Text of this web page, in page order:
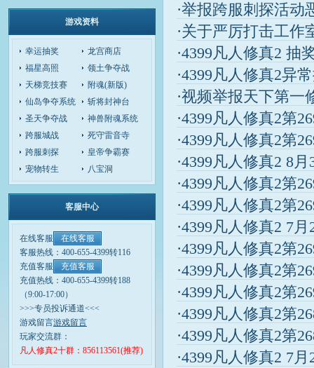
游戏资料
幸运抽奖
龙宫商店
福星高照
领土争夺战
天梯竞技赛
附魂(新版)
仙岛争夺系统
斩将封神台
圣天争夺战
神兽附魂系统
跨服城战
死守雷音寺
跨服刺探
皇帝争霸赛
宠物转生
八宝洞
客服中心
在线客服
在线客服
客服热线：400-655-4399转116
充值客服
充值客服
充值热线：400-655-4399转188
（9:00-17:00）
>>>专员投诉通道<<<
游戏留言游戏留言
玩家交流群：
凡人修真2十群：856113561(推荐)
·举报跨服刺探活动
·关于严厉打击工作
·4399凡人修真2 抽
·4399凡人修真2异
·视频举报天下第一
·4399凡人修真2第
·4399凡人修真2第
·4399凡人修真2 8
·4399凡人修真2第
·4399凡人修真2第
·4399凡人修真2 7
·4399凡人修真2第
·4399凡人修真2第
·4399凡人修真2第
·4399凡人修真2第
·4399凡人修真2第
·4399凡人修真2 7